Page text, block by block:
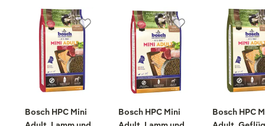
Bosch HPC Mini
Bosch HPC Mini
Bosch HPC